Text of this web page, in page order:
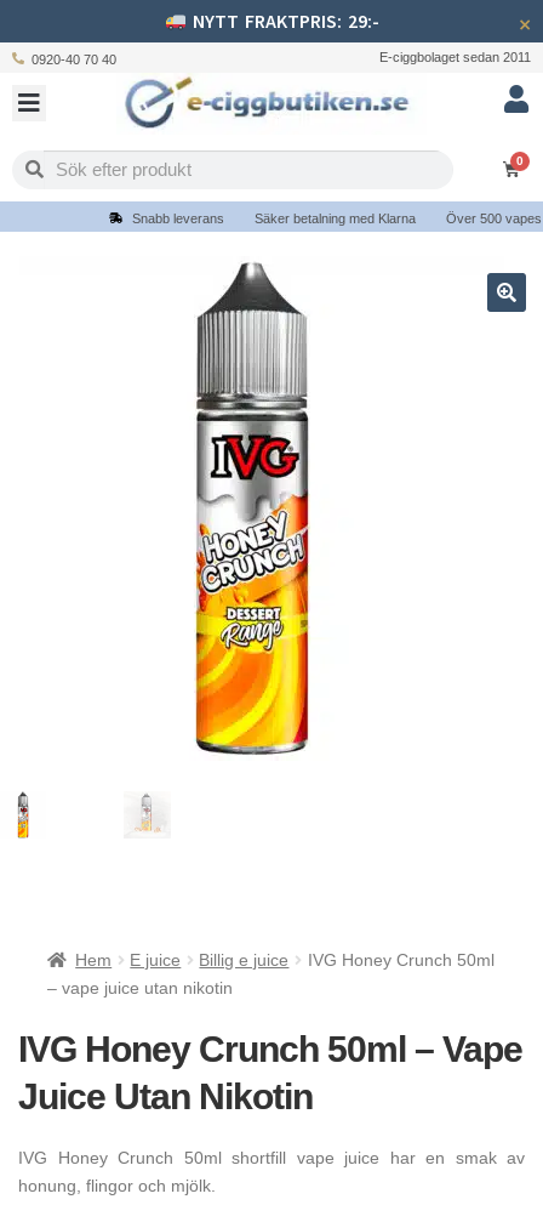
NYTT FRAKTPRIS: 29:- ×
0920-40 70 40 E-ciggbolaget sedan 2011
0
Snabb leverans Säker betalning med Klarna Över 500 vapes
Hem E juice Billig e juice
IVG Honey Crunch 50ml
– vape juice utan nikotin
IVG Honey Crunch 50ml – Vape
Juice Utan Nikotin
IVG Honey Crunch 50ml shortfill vape juice har en smak av
honung, flingor och mjölk.